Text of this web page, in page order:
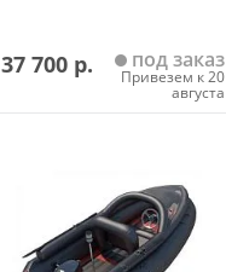
37 700 р. под заказ
Привезем к 20
августа